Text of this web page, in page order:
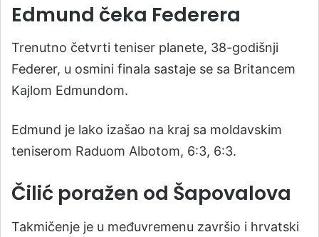
Edmund čeka Federera
Trenutno četvrti teniser planete, 38-godišnji
Federer, u osmini finala sastaje se sa Britancem
Kajlom Edmundom.
Edmund je lako izašao na kraj sa moldavskim
teniserom Raduom Albotom, 6:3, 6:3.
Čilić poražen od Šapovalova
Takmičenje je u međuvremenu završio i hrvatski